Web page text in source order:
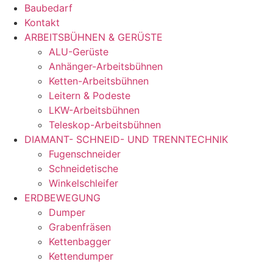
Baubedarf
Kontakt
ARBEITSBÜHNEN & GERÜSTE
ALU-Gerüste
Anhänger-Arbeitsbühnen
Ketten-Arbeitsbühnen
Leitern & Podeste
LKW-Arbeitsbühnen
Teleskop-Arbeitsbühnen
DIAMANT- SCHNEID- UND TRENNTECHNIK
Fugenschneider
Schneidetische
Winkelschleifer
ERDBEWEGUNG
Dumper
Grabenfräsen
Kettenbagger
Kettendumper